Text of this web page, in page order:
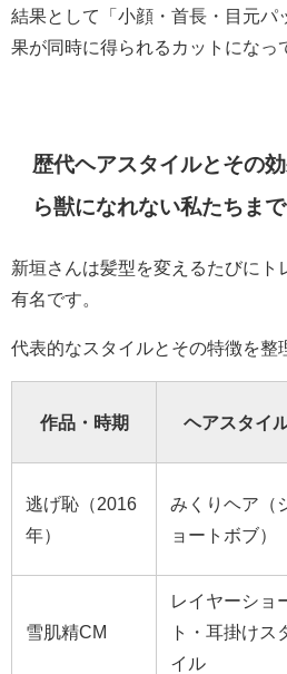
結果として「小顔・首長・目元パ
果が同時に得られるカットになっ
歴代ヘアスタイルとその
ら獣になれない私たちまで
新垣さんは髪型を変えるたびにト
有名です。
代表的なスタイルとその特徴を整
作品・時期 ヘアスタイ
逃げ恥（2016
年）
みくりヘア（
ョートボブ）
雪肌精CM
レイヤーショ
ト・耳掛けス
イル